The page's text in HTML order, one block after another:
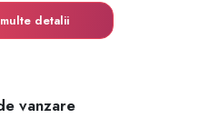
detalii
vanzare